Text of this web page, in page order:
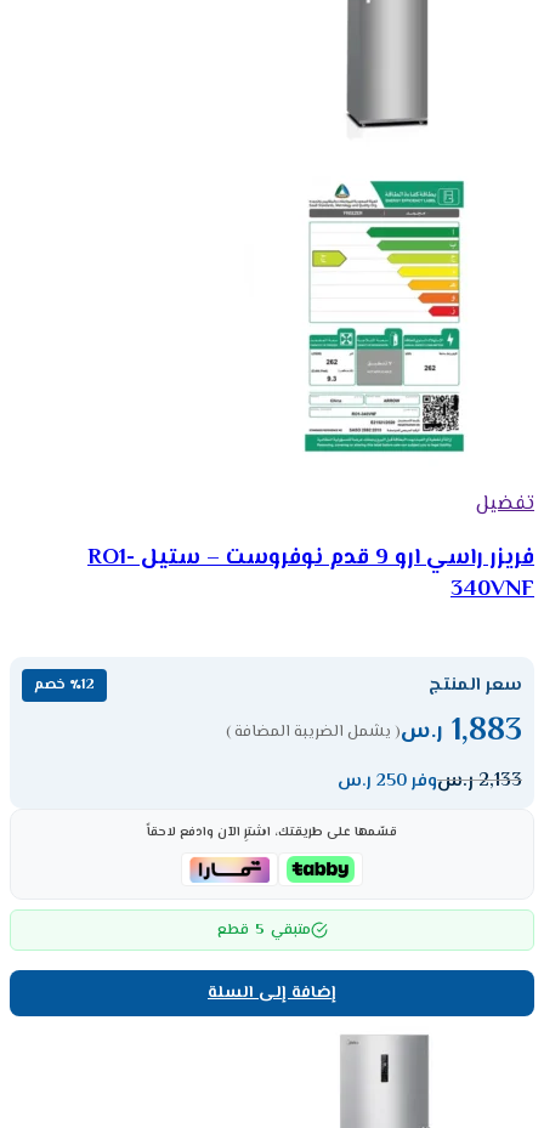
تفضيل
فريزر راسي ارو 9 قدم نوفروست – ستيل RO1-
340VNF
سعر المنتج ٪12 خصم
1,883 ر.س( يشمل الضريبة المضافة )
2,133ر.سوفر 250 ر.س
قسّمها على طريقتك، اشترِ الآن وادفع لاحقاً
متبقي 5 قطع
إضافة إلى السلة